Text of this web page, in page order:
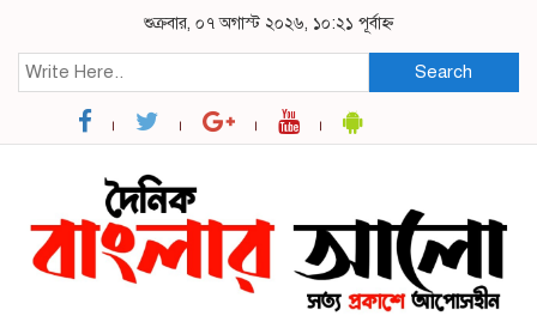
শুক্রবার, ০৭ অগাস্ট ২০২৬, ১০:২১ পূর্বাহ্ন
Search